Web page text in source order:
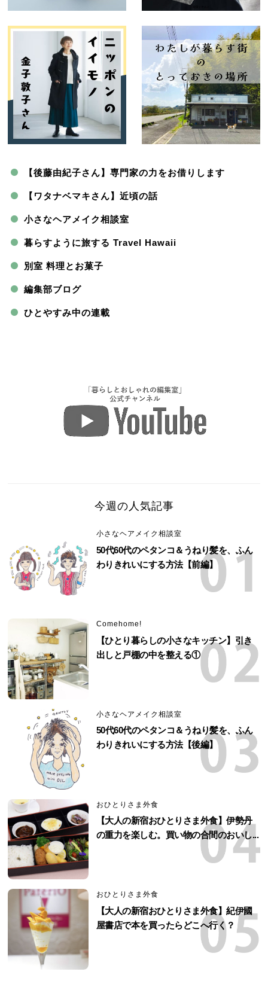
【後藤由紀子さん】専門家の力をお借りします
【ワタナベマキさん】近頃の話
小さなヘアメイク相談室
暮らすように旅する Travel Hawaii
別室 料理とお菓子
編集部ブログ
ひとやすみ中の連載
今週の人気記事
小さなヘアメイク相談室
50代60代のペタンコ＆うねり髪を、ふん
わりきれいにする方法【前編】
Comehome!
【ひとり暮らしの小さなキッチン】引き
出しと戸棚の中を整える①
小さなヘアメイク相談室
50代60代のペタンコ＆うねり髪を、ふん
わりきれいにする方法【後編】
おひとりさま外食
【大人の新宿おひとりさま外食】伊勢丹
の重力を楽しむ。買い物の合間のおいし...
おひとりさま外食
【大人の新宿おひとりさま外食】紀伊國
屋書店で本を買ったらどこへ行く？